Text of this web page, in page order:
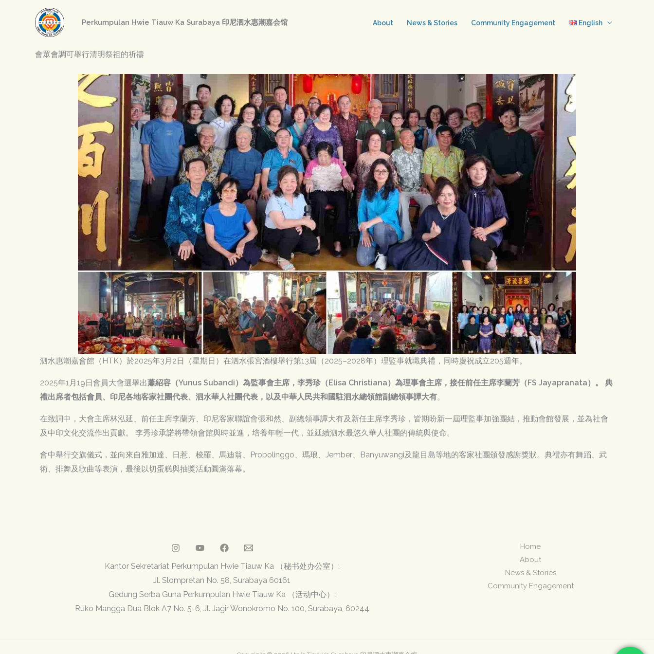
Perkumpulan Hwie Tiauw Ka Surabaya 印尼泗水惠潮嘉会馆 About News & Stories Community Engagement English
會眾會調可舉行清明祭祖的祈禱
泗水惠潮嘉會館（HTK）於2025年3月2日（星期日）在泗水張宮酒樓舉行第13屆（2025–2028年）理監事就職典禮，同時慶祝成立205週年。
2025年1月19日會員大會選舉出蕭紹容（Yunus Subandi）為監事會主席，李秀珍（Elisa Christiana）為理事會主席，接任前任主席李蘭芳（FS Jayapranata）。 典
禮出席者包括會員、印尼各地客家社團代表、泗水華人社團代表，以及中華人民共和國駐泗水總領館副總領事譚大有。
在致詞中，大會主席林泓延、前任主席李蘭芳、印尼客家聯誼會張和然、副總領事譚大有及新任主席李秀珍，皆期盼新一屆理監事加強團結，推動會館發展，並為社會
及中印文化交流作出貢獻。 李秀珍承諾將帶領會館與時並進，培養年輕一代，並延續泗水最悠久華人社團的傳統與使命。
會中舉行交旗儀式，並向來自雅加達、日惹、梭羅、馬迪翁、Probolinggo、瑪琅、Jember、Banyuwangi及龍目島等地的客家社團頒發感謝獎狀。典禮亦有舞蹈、武
術、排舞及歌曲等表演，最後以切蛋糕與抽獎活動圓滿落幕。
Kantor Sekretariat Perkumpulan Hwie Tiauw Ka （秘书处办公室）:
Jl. Slompretan No. 58, Surabaya 60161
Gedung Serba Guna Perkumpulan Hwie Tiauw Ka （活动中心）:
Ruko Mangga Dua Blok A7 No. 5-6, Jl. Jagir Wonokromo No. 100, Surabaya, 60244
Home
About
News & Stories
Community Engagement